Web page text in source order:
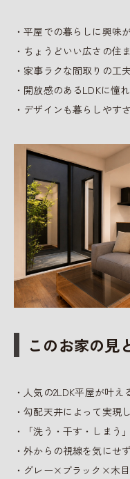
・平屋での暮らしに興味
・ちょうどいい広さの住
・家事ラクな間取りの工
・開放感のあるLDKに憧
・デザインも暮らしやす
このお家の見
・人気の2LDK平屋が叶
・勾配天井によって実現
・「洗う・干す・しまう
・外からの視線を気にせ
・グレー×ブラック×木